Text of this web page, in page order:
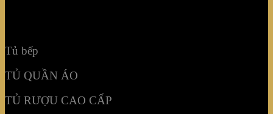
Tủ bếp
TỦ QUẦN ÁO
TỦ RƯỢU CAO CẤP